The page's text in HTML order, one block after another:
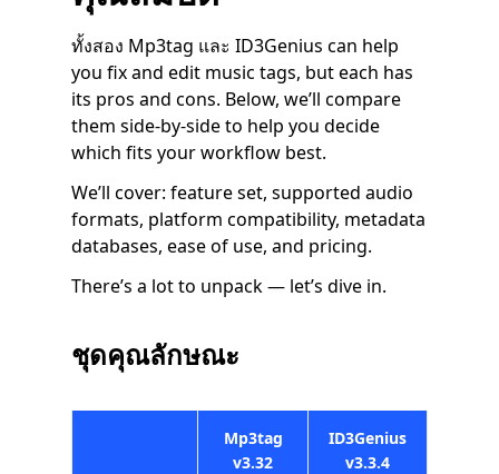
ทั้งสอง Mp3tag และ ID3Genius can help
you fix and edit music tags, but each has
its pros and cons. Below, we’ll compare
them side-by-side to help you decide
which fits your workflow best.
We’ll cover: feature set, supported audio
formats, platform compatibility, metadata
databases, ease of use, and pricing.
There’s a lot to unpack — let’s dive in.
ชุดคุณลักษณะ
Mp3tag
v3.32
ID3Genius
v3.3.4